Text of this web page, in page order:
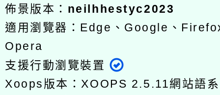
佈景版本： neilhhestyc2023
適用瀏覽器：Edge、Google、
Opera
支援行動瀏覽裝置
Xoops版本： XOOPS 2.5.11網站語